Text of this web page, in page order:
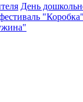
День
"Коробка"